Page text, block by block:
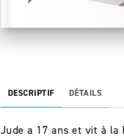
DESCRIPTIF DÉTAILS
Jude a 17 ans et vit à la